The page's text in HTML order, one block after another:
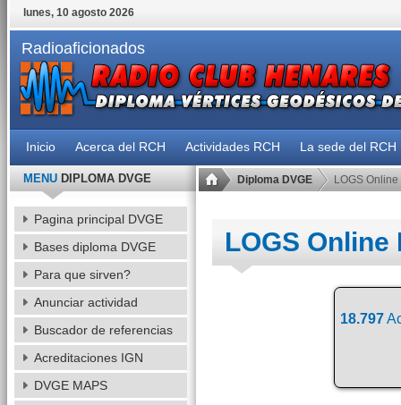
lunes, 10 agosto 2026
Radioaficionados
Inicio Acerca del RCH Actividades RCH La sede del RCH
Diploma DVGE LOGS Online
LOGS Online
18.797
MENUDIPLOMA DVGE
Pagina principal DVGE
Bases diploma DVGE
Para que sirven?
Anunciar actividad
Buscador de referencias
Acreditaciones IGN
DVGE MAPS